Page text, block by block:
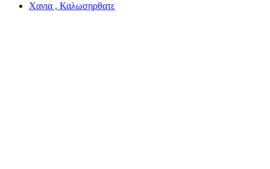
Χανια , Καλωσηρθατε